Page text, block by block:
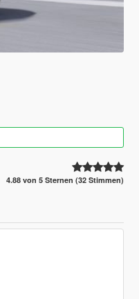
4.88 von 5 Sternen (32 Stimmen)